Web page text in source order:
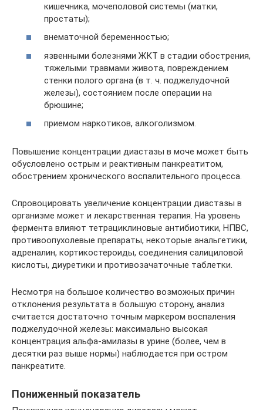
кишечника, мочеполовой системы (матки,
простаты);
внематочной беременностью;
язвенными болезнями ЖКТ в стадии обострения,
тяжелыми травмами живота, повреждением
стенки полого органа (в т. ч. поджелудочной
железы), состоянием после операции на
брюшине;
приемом наркотиков, алкоголизмом.
Повышение концентрации диастазы в моче может быть
обусловлено острым и реактивным панкреатитом,
обострением хронического воспалительного процесса.
Спровоцировать увеличение концентрации диастазы в
организме может и лекарственная терапия. На уровень
фермента влияют тетрациклиновые антибиотики, НПВС,
противоопухолевые препараты, некоторые анальгетики,
адреналин, кортикостероиды, соединения салициловой
кислоты, диуретики и противозачаточные таблетки.
Несмотря на большое количество возможных причин
отклонения результата в большую сторону, анализ
считается достаточно точным маркером воспаления
поджелудочной железы: максимально высокая
концентрация альфа-амилазы в урине (более, чем в
десятки раз выше нормы) наблюдается при остром
панкреатите.
Пониженный показатель